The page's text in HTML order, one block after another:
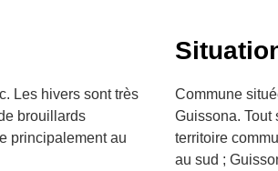
Les hivers sont très
brouillards
principalement au
Commune
Guissona. Tout
territoire
au sud ;